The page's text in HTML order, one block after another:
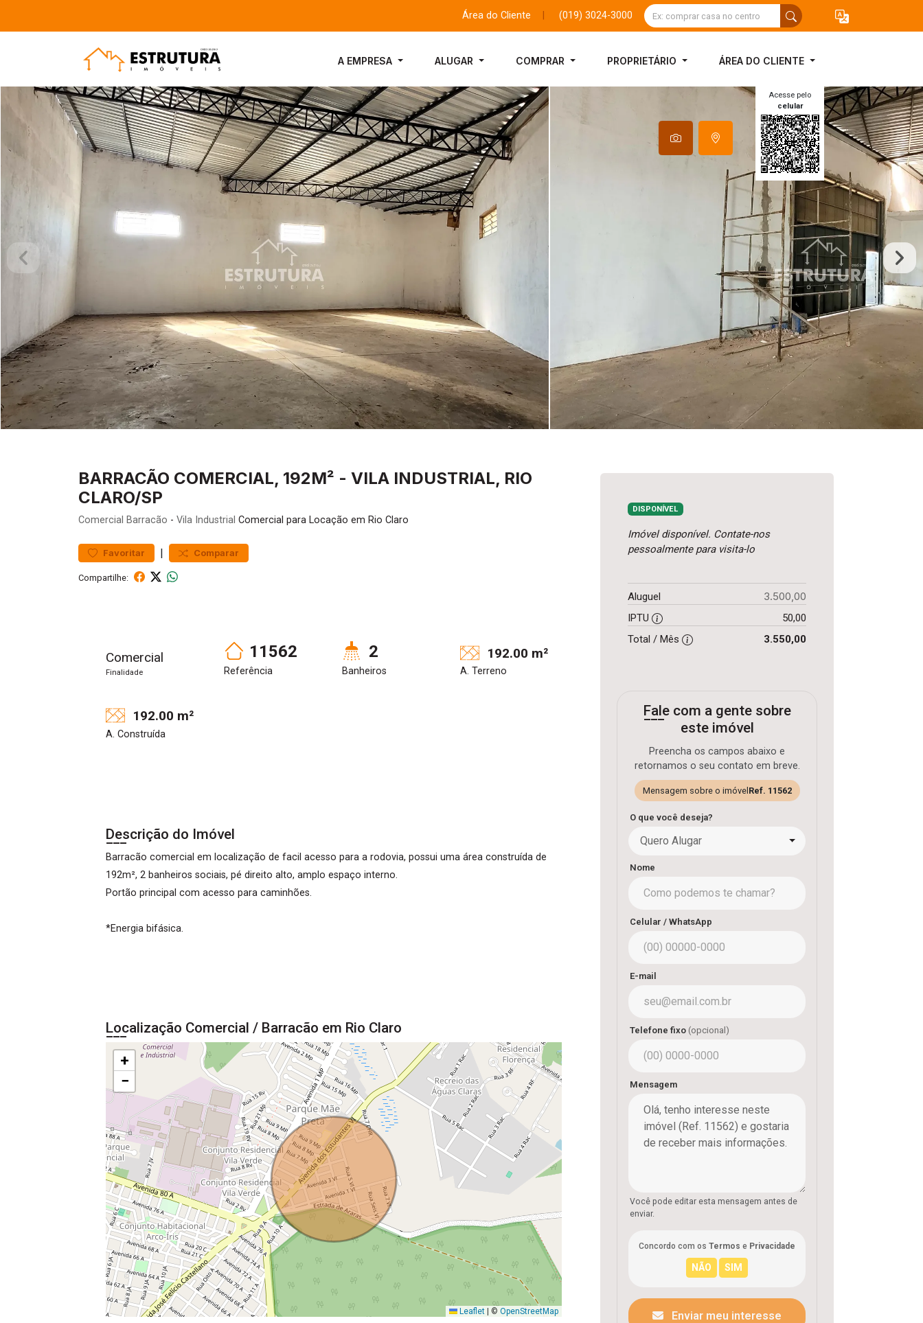
Área do Cliente (019) 3024-3000
A EMPRESA ALUGAR COMPRAR PROPRIETÁRIO ÁREA DO CLIENTE
Acesse pelo
celular
BARRACÃO COMERCIAL, 192M² - VILA INDUSTRIAL, RIO
CLARO/SP
Comercial Barracão - Vila Industrial Comercial para Locação em Rio Claro
Favoritar | Comparar
Compartilhe:
Comercial
Finalidade
11562
Referência
2
Banheiros
192.00 m²
A. Terreno
192.00 m²
A. Construída
Descrição do Imóvel
Barracão comercial em localização de facil acesso para a rodovia, possui uma área construída de
192m², 2 banheiros sociais, pé direito alto, amplo espaço interno.
Portão principal com acesso para caminhões.
*Energia bifásica.
Localização Comercial / Barracão em Rio Claro
+
−
Leaflet | © OpenStreetMap
DISPONÍVEL
Imóvel disponível. Contate-nos
pessoalmente para visita-lo
Aluguel 3.500,00
IPTU
50,00
Total / Mês
3.550,00
Fale com a gente sobre
este imóvel
Preencha os campos abaixo e
retornamos o seu contato em breve.
Mensagem sobre o imóvel Ref. 11562
O que você deseja?
Quero Alugar
Nome
Celular / WhatsApp
E-mail
Telefone fixo (opcional)
Mensagem
Você pode editar esta mensagem antes de
enviar.
Concordo com os Termos e Privacidade
Enviar meu interesse